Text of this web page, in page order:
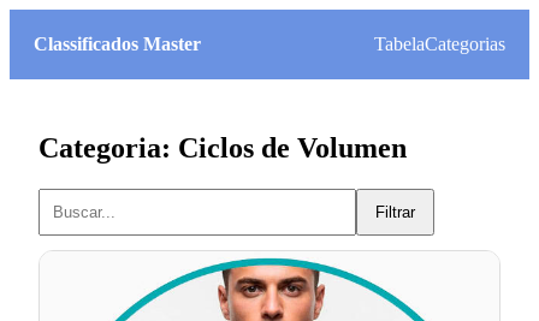
Classificados Master TabelaCategorias
Categoria: Ciclos de Volumen
Filtrar